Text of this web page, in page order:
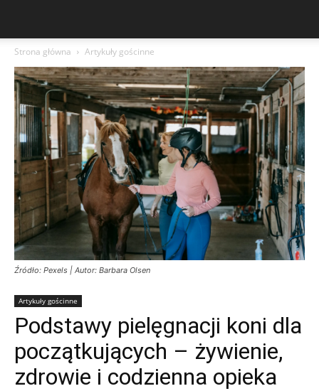
Strona główna Artykuły gościnne
Źródło: Pexels | Autor: Barbara Olsen
Artykuły gościnne
Podstawy pielęgnacji koni dla
początkujących – żywienie,
zdrowie i codzienna opieka